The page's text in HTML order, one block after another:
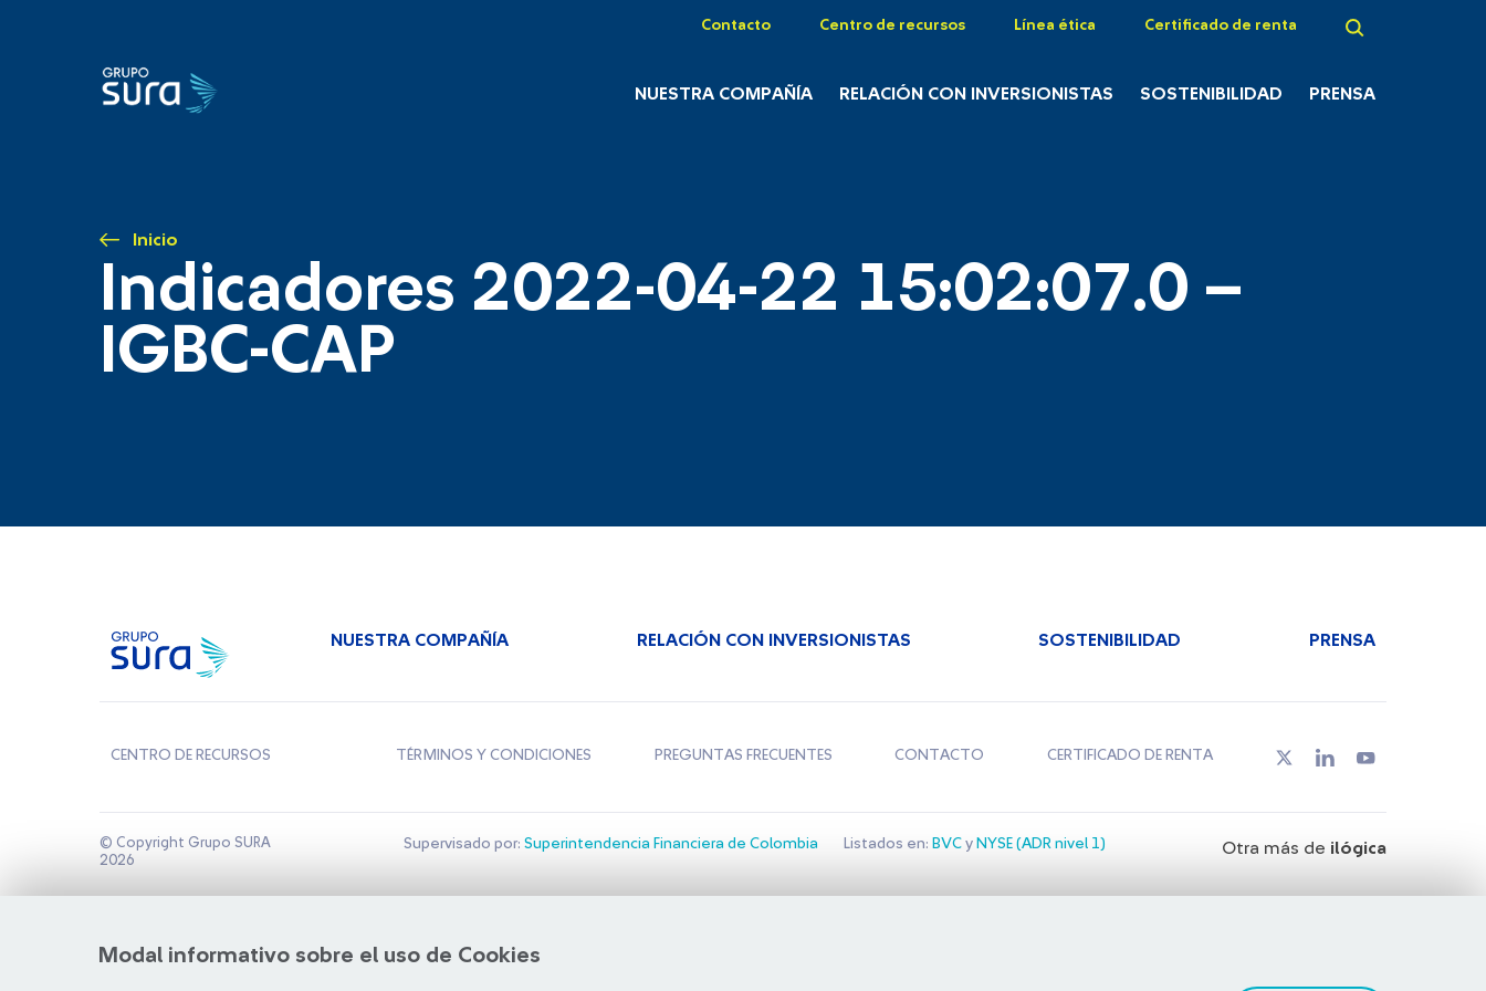
Contacto Centro de recursos Línea ética Certificado de renta
NUESTRA COMPAÑÍA RELACIÓN CON INVERSIONISTAS SOSTENIBILIDAD PRENSA
Inicio
Indicadores 2022-04-22 15:02:07.0 –
IGBC-CAP
Modal informativo sobre el uso de Cookies
NUESTRA COMPAÑÍA RELACIÓN CON INVERSIONISTAS SOSTENIBILIDAD PRENSA
CENTRO DE RECURSOS TÉRMINOS Y CONDICIONES PREGUNTAS FRECUENTES CONTACTO CERTIFICADO DE RENTA
© Copyright Grupo SURA
2026
Supervisado por: Superintendencia Financiera de Colombia Listados en: BVCy NYSE (ADR nivel 1) Otra más de ilógica